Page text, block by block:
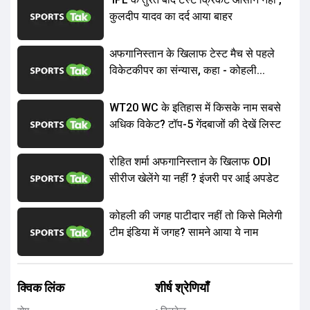
कुलदीप यादव का दर्द आया बाहर
अफगानिस्तान के खिलाफ टेस्ट मैच से पहले
विकेटकीपर का संन्यास, कहा - कोहली...
WT20 WC के इतिहास में किसके नाम सबसे
अधिक विकेट? टॉप-5 गेंदबाजों की देखें लिस्ट
रोहित शर्मा अफगानिस्तान के खिलाफ ODI
सीरीज खेलेंगे या नहीं ? इंजरी पर आई अपडेट
कोहली की जगह पाटीदार नहीं तो किसे मिलेगी
टीम इंडिया में जगह? सामने आया ये नाम
क्विक लिंक शीर्ष श्रेणियाँ